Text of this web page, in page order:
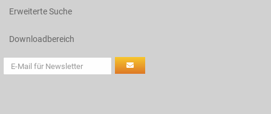
Erweiterte Suche
Downloadbereich